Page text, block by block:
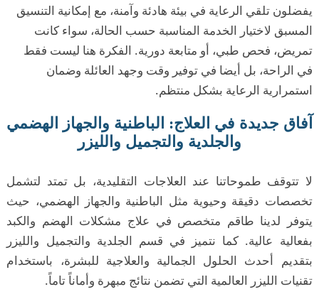
يفضلون تلقي الرعاية في بيئة هادئة وآمنة، مع إمكانية التنسيق
المسبق لاختيار الخدمة المناسبة حسب الحالة، سواء كانت
تمريض، فحص طبي، أو متابعة دورية. الفكرة هنا ليست فقط
في الراحة، بل أيضا في توفير وقت وجهد العائلة وضمان
استمرارية الرعاية بشكل منتظم.
آفاق جديدة في العلاج: الباطنية والجهاز الهضمي
والجلدية والتجميل والليزر
لا تتوقف طموحاتنا عند العلاجات التقليدية، بل تمتد لتشمل
تخصصات دقيقة وحيوية مثل الباطنية والجهاز الهضمي، حيث
يتوفر لدينا طاقم متخصص في علاج مشكلات الهضم والكبد
بفعالية عالية. كما نتميز في قسم الجلدية والتجميل والليزر
بتقديم أحدث الحلول الجمالية والعلاجية للبشرة، باستخدام
تقنيات الليزر العالمية التي تضمن نتائج مبهرة وأماناً تاماً.